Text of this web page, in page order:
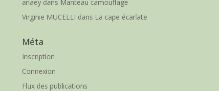
anaeydans Manteau camouflage
Virginie MUCELLI dans La cape écarlate
Méta
Inscription
Connexion
Flux des publications